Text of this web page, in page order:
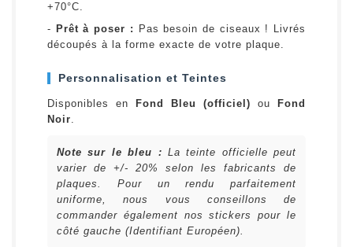
+70°C.
- Prêt à poser :
Pas besoin de ciseaux ! Livrés
découpés à la forme exacte de votre plaque.
Personnalisation et Teintes
Disponibles en Fond Bleu (officiel) ou
Fond
Noir.
Note sur le bleu : La teinte officielle peut
varier de +/- 20% selon les fabricants de
plaques. Pour un rendu parfaitement
uniforme, nous vous conseillons de
commander également nos stickers pour le
côté gauche (Identifiant Européen).